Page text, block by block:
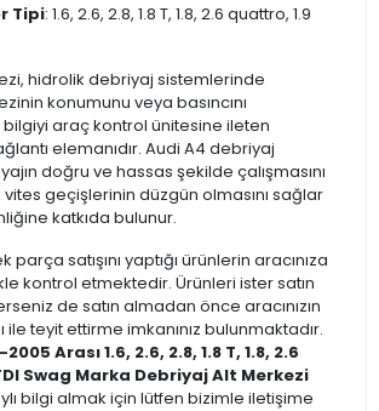
Tipi: 1.6, 2.6, 2.8, 1.8 T, 1.8, 2.6 quattro, 1.9
hidrolik debriyaj sistemlerinde
konumunu veya basıncını
bilgiyi araç kontrol ünitesine ileten
elemanıdır. Audi A4 debriyaj
doğru ve hassas şekilde çalışmasını
geçişlerinin düzgün olmasını sağlar
katkıda bulunur.
parça satışını yaptığı ürünlerin aracınıza
kontrol etmektedir. Ürünleri ister satın
de satın almadan önce aracınızın
ile teyit ettirme imkanınız bulunmaktadır.
Arası 1.6, 2.6, 2.8, 1.8 T, 1.8, 2.6
Swag Marka Debriyaj Alt Merkezi
bilgi almak için lütfen bizimle iletişime